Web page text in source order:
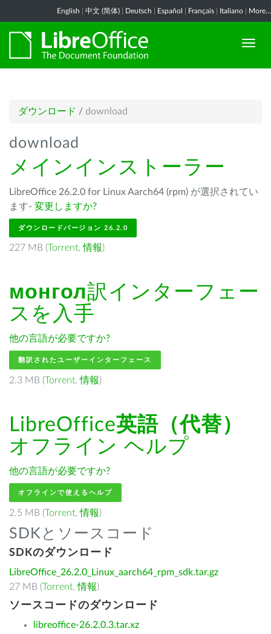
English 中文 (简体) Deutsch Español Français Italiano More...
ダウンロード / download
download
メインインストーラー
LibreOffice 26.2.0 for Linux Aarch64 (rpm) が選択されてい
ます- 変更しますか?
ダウンロードバージョン 26.2.0
227 MB (Torrent,情報)
монгол訳インターフェー
スを入手
他の言語が必要ですか?
翻訳されたユーザーインターフェース
2.3 MB (Torrent,情報)
LibreOffice英語（代替）
オフライン ヘルプ
他の言語が必要ですか?
オフラインで使えるヘルプ
2.5 MB (Torrent,情報)
SDKとソースコード
SDKのダウンロード
LibreOffice_26.2.0_Linux_aarch64_rpm_sdk.tar.gz
27 MB (Torrent,情報)
ソースコードのダウンロード
libreoffice-26.2.0.3.tar.xz